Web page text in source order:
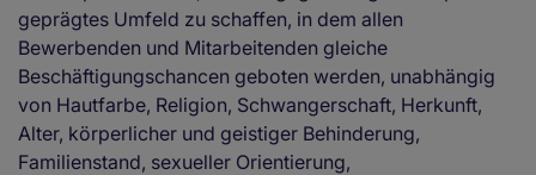
geprägtes Umfeld zu schaffen, in dem allen
Bewerbenden und Mitarbeitenden gleiche
Beschäftigungschancen geboten werden, unabhängig
von Hautfarbe, Religion, Schwangerschaft, Herkunft,
Alter, körperlicher und geistiger Behinderung,
Familienstand, sexueller Orientierung,